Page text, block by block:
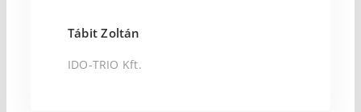
Tábit Zoltán
IDO-TRIO Kft.